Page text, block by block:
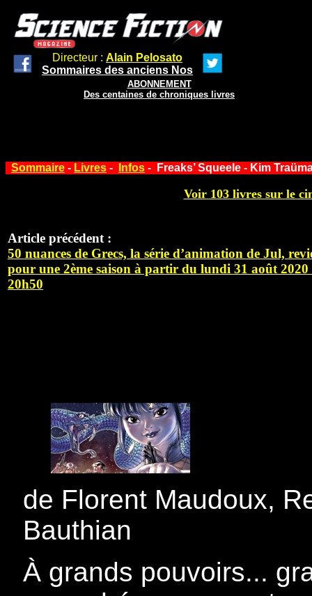
Directeur : Alain Pelosato
Sommaires des anciens Nos
ABONNEMENT
Des centaines de chroniques livres
Sommaire - Livres - Infos - Freaks’ Squeele - Kim
Voir 103 livres sur le
Article précédent :
50 nuances de Grecs, la série d’animation de Jul,
pour une 2ème saison à partir du lundi 31 août 2020
20h50
de Florent Maudoux,
Bauthian
À grands pouvoirs...